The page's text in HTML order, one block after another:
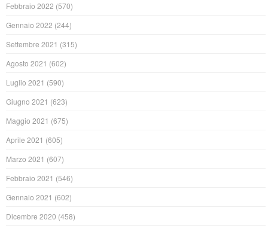
Febbraio 2022 (570)
Gennaio 2022 (244)
Settembre 2021 (315)
Agosto 2021 (602)
Luglio 2021 (590)
Giugno 2021 (623)
Maggio 2021 (675)
Aprile 2021 (605)
Marzo 2021 (607)
Febbraio 2021 (546)
Gennaio 2021 (602)
Dicembre 2020 (458)